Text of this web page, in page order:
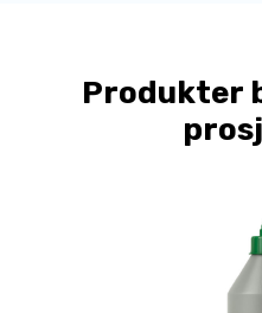
Produkter